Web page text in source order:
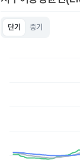
단기 중기
The chart has 1